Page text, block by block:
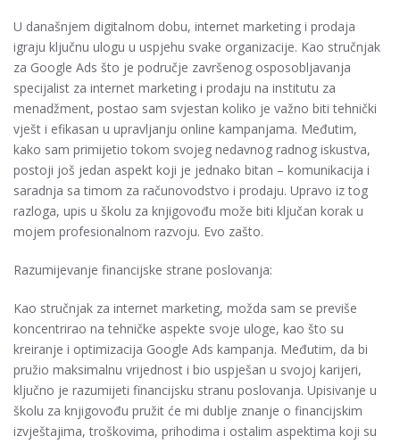
U današnjem digitalnom dobu, internet marketing i prodaja
igraju ključnu ulogu u uspjehu svake organizacije. Kao stručnjak
za Google Ads što je područje završenog osposobljavanja
specijalist za internet marketing i prodaju na institutu za
menadžment, postao sam svjestan koliko je važno biti tehnički
vješt i efikasan u upravljanju online kampanjama. Međutim,
kako sam primijetio tokom svojeg nedavnog radnog iskustva,
postoji još jedan aspekt koji je jednako bitan – komunikacija i
saradnja sa timom za računovodstvo i prodaju. Upravo iz tog
razloga, upis u školu za knjigovođu može biti ključan korak u
mojem profesionalnom razvoju. Evo zašto.
Razumijevanje financijske strane poslovanja:
Kao stručnjak za internet marketing, možda sam se previše
koncentrirao na tehničke aspekte svoje uloge, kao što su
kreiranje i optimizacija Google Ads kampanja. Međutim, da bi
pružio maksimalnu vrijednost i bio uspješan u svojoj karijeri,
ključno je razumijeti financijsku stranu poslovanja. Upisivanje u
školu za knjigovođu pružit će mi dublje znanje o financijskim
izvještajima, troškovima, prihodima i ostalim aspektima koji su